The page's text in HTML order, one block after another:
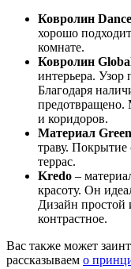
Ковролин Dance
хорошо
комнате.
Ковролин
интерьера. Узор
Благодаря
предотвращено.
и коридоров.
Материал
траву. Покрытие
террас.
Kredo –
красоту. Он
Дизайн простой
контрастное.
Вас также может
рассказываем о